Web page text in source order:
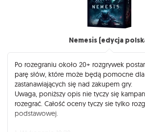
Nemesis (edycja
Po rozegraniu około 20+ rozgrywek
parę słów, które może będą pomocne
zastanawiających się nad zakupem gry.
Uwaga, poniższy opis nie tyczy się
rozegrać. Całość oceny tyczy sie tylko
podstawowej.